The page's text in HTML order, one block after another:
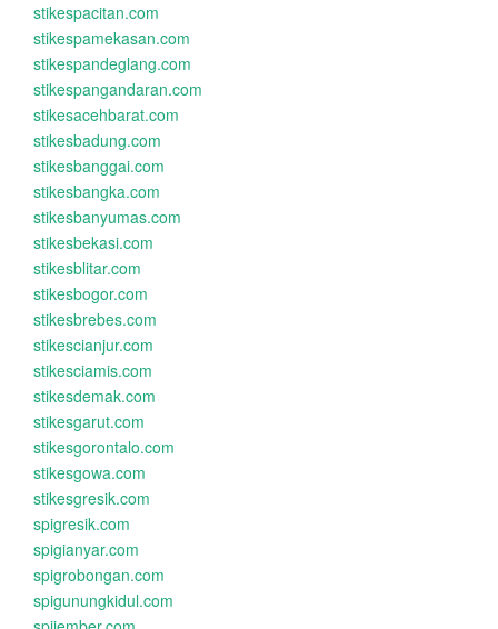
stikespacitan.com
stikespamekasan.com
stikespandeglang.com
stikespangandaran.com
stikesacehbarat.com
stikesbadung.com
stikesbanggai.com
stikesbangka.com
stikesbanyumas.com
stikesbekasi.com
stikesblitar.com
stikesbogor.com
stikesbrebes.com
stikescianjur.com
stikesciamis.com
stikesdemak.com
stikesgarut.com
stikesgorontalo.com
stikesgowa.com
stikesgresik.com
spigresik.com
spigianyar.com
spigrobongan.com
spigunungkidul.com